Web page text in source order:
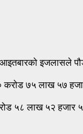
इजलासले
करोड ७५ लाख ५७
५८ लाख ५२ हजार